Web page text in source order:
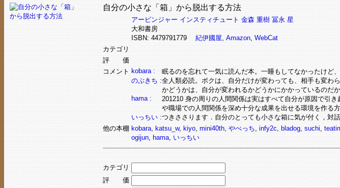
自分の小さな「箱」から脱出する方法
アービンジャー インスティチュート 金森 重樹 冨永 星
大和書房
ISBN: 4479791779 紀伊國屋, Amazon, WebCat
カテゴリ
評 価
コメント kobara :
眠るのを忘れて一気に読んだ本。一睡もしてなかったけど
のぶきち :全人類必読。ボクは、自分だけが変わっても、相手も変わ
かどうかは、自分が変われるかどうかにかかっているのだか
hama :
201210 身の周りの人間関係は実はすべて自分が原因で引
や職場での人間関係を深め十分な成果を出せる環境を作る
いっちい :つきささります．自分のとっても小さな箱に気が付く，対話
他の本棚 kobara, katsu_w, kiyo, mini40th, やべっち, infy2c, bladog, suchi,
ogijun, hama, いっちい
カテゴリ
評 価